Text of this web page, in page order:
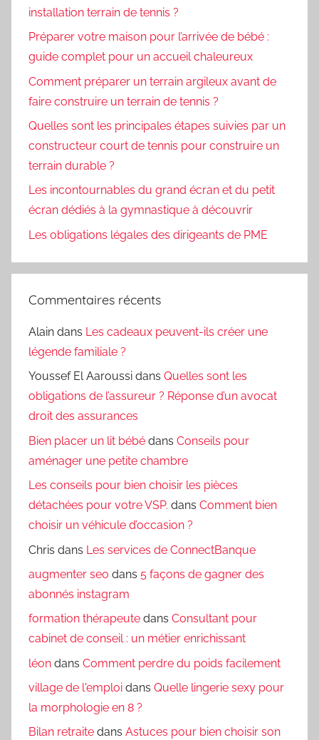
installation terrain de tennis ?
Préparer votre maison pour l’arrivée de bébé :
guide complet pour un accueil chaleureux
Comment préparer un terrain argileux avant de
faire construire un terrain de tennis ?
Quelles sont les principales étapes suivies par un
constructeur court de tennis pour construire un
terrain durable ?
Les incontournables du grand écran et du petit
écran dédiés à la gymnastique à découvrir
Les obligations légales des dirigeants de PME
Commentaires récents
Alain dans Les cadeaux peuvent-ils créer une
légende familiale ?
Youssef El Aaroussi dans Quelles sont les
obligations de l’assureur ? Réponse d’un avocat
droit des assurances
Bien placer un lit bébé dans Conseils pour
aménager une petite chambre
Les conseils pour bien choisir les pièces
détachées pour votre VSP. dans Comment bien
choisir un véhicule d’occasion ?
Chris dans Les services de ConnectBanque
augmenter seo dans 5 façons de gagner des
abonnés instagram
formation thérapeute dans Consultant pour
cabinet de conseil : un métier enrichissant
léon dans Comment perdre du poids facilement
village de l'emploi dans Quelle lingerie sexy pour
la morphologie en 8 ?
Bilan retraite dans Astuces pour bien choisir son